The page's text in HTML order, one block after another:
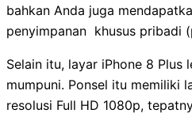
bahkan Anda juga
penyimpanan khusus pribadi
Selain itu, layar iPhone 8 Plus
mumpuni. Ponsel itu memiliki
resolusi Full HD 1080p,